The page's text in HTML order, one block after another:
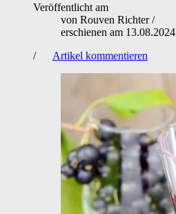
Veröffentlicht am
von Rouven Richter/
erschienen am 13.08.2024
/
Artikel kommentieren